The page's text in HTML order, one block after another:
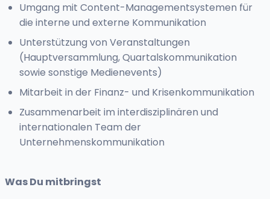
Umgang mit Content-Managementsystemen für
die interne und externe Kommunikation
Unterstützung von Veranstaltungen
(Hauptversammlung, Quartalskommunikation
sowie sonstige Medienevents)
Mitarbeit in der Finanz- und Krisenkommunikation
Zusammenarbeit im interdisziplinären und
internationalen Team der
Unternehmenskommunikation
Was Du mitbringst